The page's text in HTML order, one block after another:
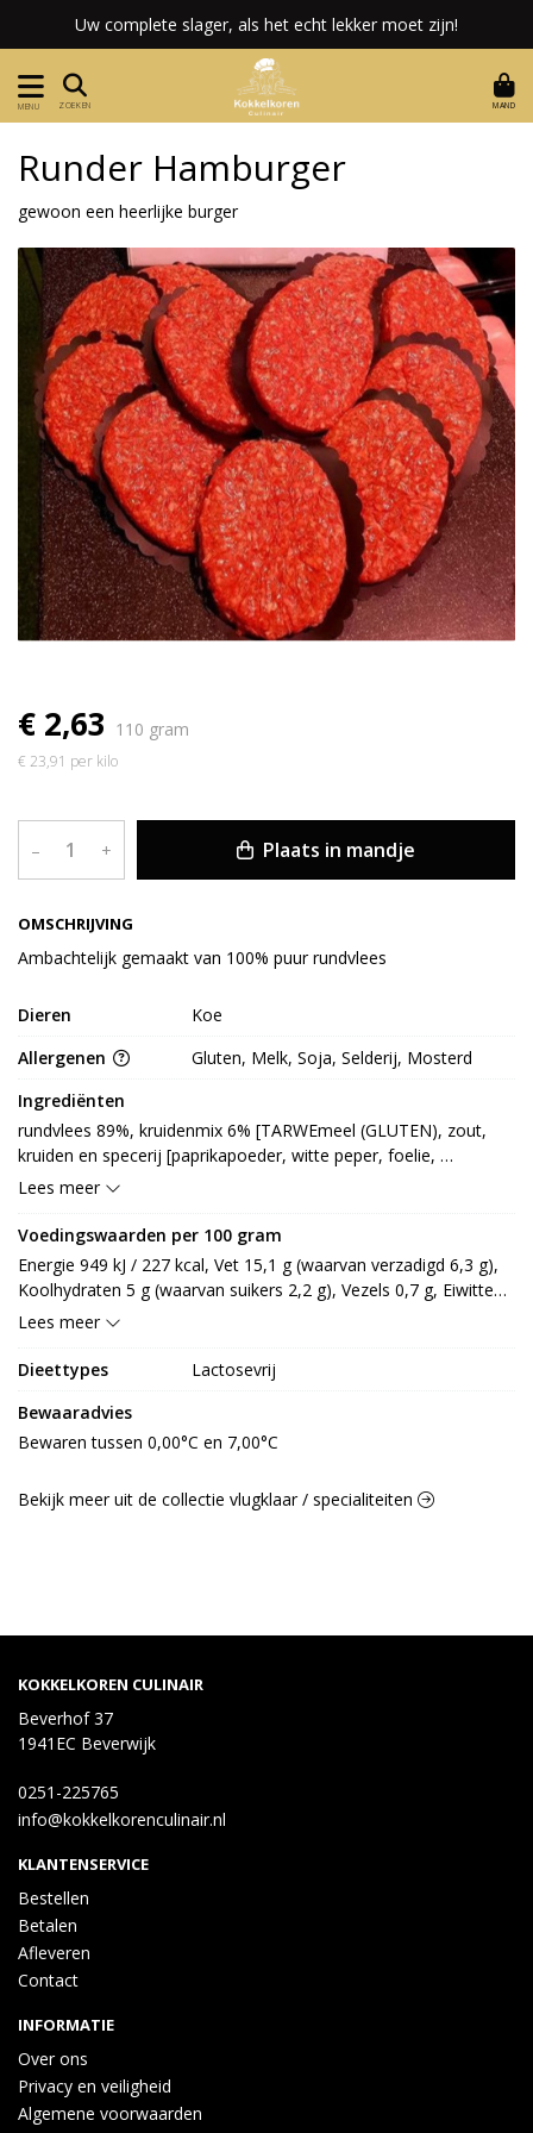
Uw complete slager, als het echt lekker moet zijn!
MENU ZOEKEN MAND
OMSCHRIJVING
Ambachtelijk gemaakt van 100% puur rundvlees
Runder Hamburger
gewoon een heerlijke burger
€ 2,63 110 gram
€ 23,91 per kilo
– + Plaats in mandje
Dieren
Koe
Allergenen
Gluten, Melk, Soja, Selderij, Mosterd
Ingrediënten
rundvlees 89%, kruidenmix 6% [TARWEmeel (GLUTEN), zout,
kruiden en specerij [paprikapoeder, witte peper, foelie,
peterselie, cayennepeper, KORIANDER, kurkuma, kruidnagel,
geroosterd uigranulaat, uigranulaat, uipoeder, gebakken ui,
eiwithydrolysaat (SOJA), water, gist, plantaardige olie [palm,
zonnebloem], maltodextrine, specerijextract (KORIANDER),
paprikaconcentraat, paprikagranulaat, gistextract, aroma (ui),
antioxidant: E301], kruidensaus 4% [tomatensap, rietsuiker,
MOSTERDmeel, SELDERIJ, kruiden, specerij], zout, dextrose,
brandewijnazijn, LACTOSE, aroma (MELK), gemodificeerd
maiszetmeel, verdikkingsmiddel: E410, E412, E415,
voedingszuur: E330, zuurteregelaar: E262]
Lees meer
Voedingswaarden per 100 gram
Energie 949 kJ / 227 kcal, Vet 15,1 g (waarvan verzadigd 6,3 g),
Koolhydraten 5 g (waarvan suikers 2,2 g), Vezels 0,7 g, Eiwitten
17,5 g, Zout 1,6 g.
Lees meer
Dieettypes
Lactosevrij
Bewaaradvies
Bewaren tussen 0,00°C en 7,00°C
Bekijk meer uit de collectie vlugklaar / specialiteiten
KOKKELKOREN CULINAIR
Beverhof 37
1941EC Beverwijk
0251-225765
info@kokkelkorenculinair.nl
KLANTENSERVICE
Bestellen
Betalen
Afleveren
Contact
INFORMATIE
Over ons
Privacy en veiligheid
Algemene voorwaarden